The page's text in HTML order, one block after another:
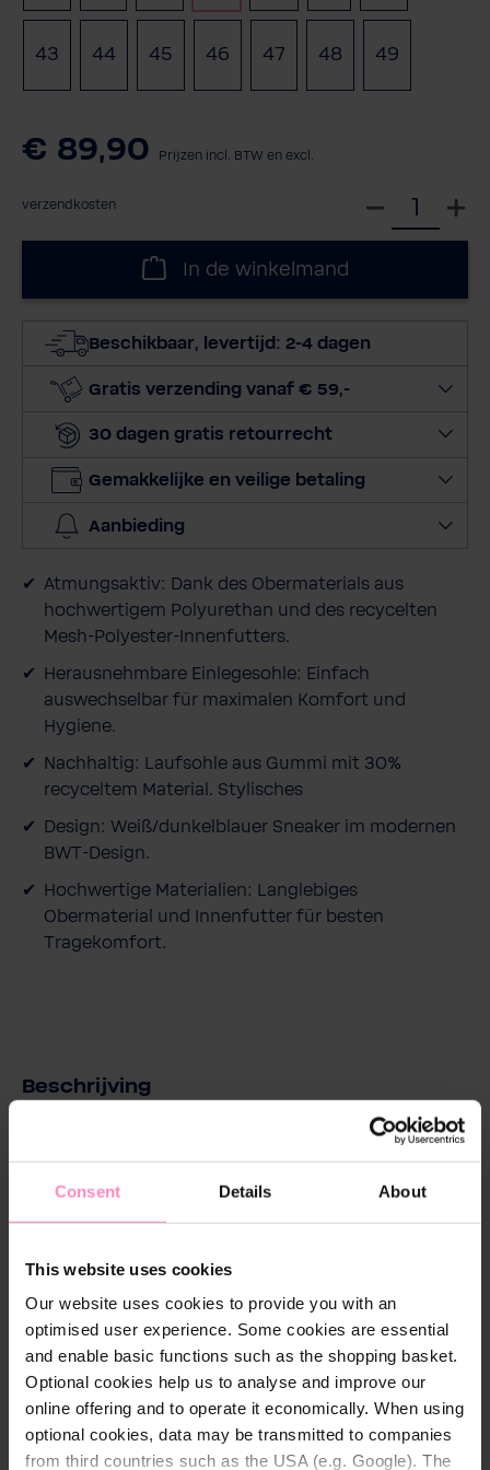
Consent Details About
This website uses cookies
Our website uses cookies to provide you with an
optimised user experience. Some cookies are essential
and enable basic functions such as the shopping basket.
Optional cookies help us to analyse and improve our
online offering and to operate it economically. When using
optional cookies, data may be transmitted to companies
from third countries such as the USA (e.g. Google). The
43 44 45 46 47 (Deze optie is
48 (Deze optie is
49
€ 89,90 Prijzen incl. BTW en excl.
verzendkosten
c
e
h
e
In de winkelmand
Beschikbaar, levertijd: 2-4 dagen
Gratis verzending vanaf € 59,-
30 dagen gratis retourrecht
Gemakkelijke en veilige betaling
Aanbieding
Atmungsaktiv: Dank des Obermaterials aus
hochwertigem Polyurethan und des recycelten
Mesh-Polyester-Innenfutters.
Herausnehmbare Einlegesohle: Einfach
auswechselbar für maximalen Komfort und
Hygiene.
Nachhaltig: Laufsohle aus Gummi mit 30%
recyceltem Material. Stylisches
Design: Weiß/dunkelblauer Sneaker im modernen
BWT-Design.
Hochwertige Materialien: Langlebiges
Obermaterial und Innenfutter für besten
Tragekomfort.
Beschrijving
Experience the perfect mix of style and comfort with
our sneaker in a modern BWT design. This sneaker is
high-quality.
With its breathable upper made of high-quality
a comfortable and fresh wearing experience
throughout the day. The removable and replaceable
insole adds extra comfort and supports optimal foot
hygiene.
The rubber outsole offers excellent grip and high